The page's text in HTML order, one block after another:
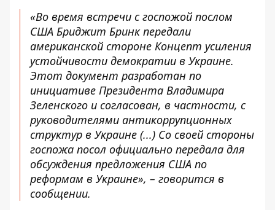
«Во время встречи с госпожой послом
США Бриджит Бринк передали
американской стороне Концепт усиления
устойчивости демократии в Украине.
Этот документ разработан по
инициативе Президента Владимира
Зеленского и согласован, в частности, с
руководителями антикоррупционных
структур в Украине (...) Со своей стороны
госпожа посол официально передала для
обсуждения предложения США по
реформам в Украине», – говорится в
сообщении.